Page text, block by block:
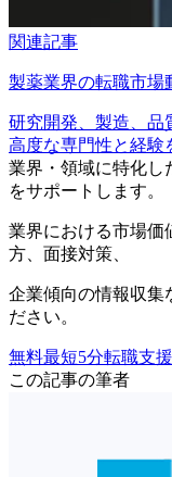
関連記事
製薬業界の転職市場
研究開発、製造、品
高度な専門性と経験
業界・領域に特化し
をサポートします。
業界における市場価
方
面接対策
企業傾向の情報収集
ださい。
無料最短5分転職支
この記事の筆者